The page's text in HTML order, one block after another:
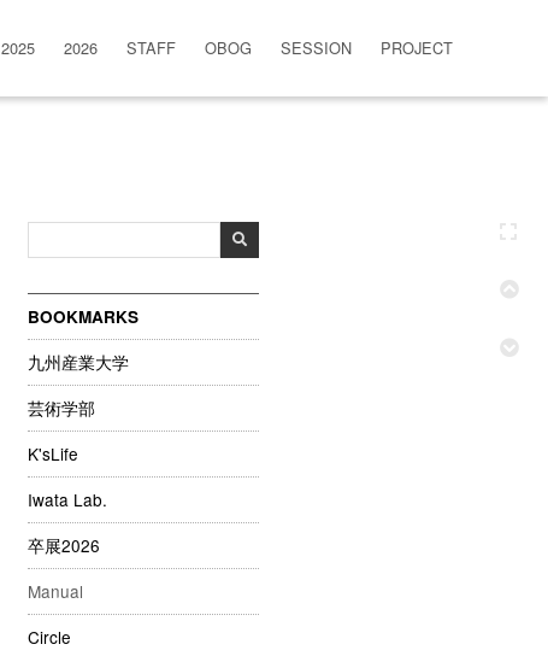
2025 2026 STAFF OBOG SESSION PROJECT
BOOKMARKS
九州産業大学
芸術学部
K'sLife
Iwata Lab.
卒展2026
Manual
Circle